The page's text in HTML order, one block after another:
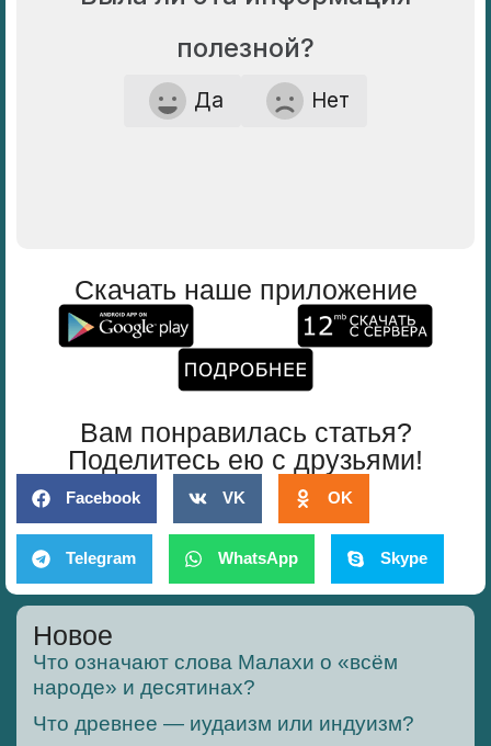
полезной?
Да Нет
Скачать наше приложение
Вам понравилась статья?
Поделитесь ею с друзьями!
Facebook VK OK
Telegram WhatsApp Skype
Новое
Что означают слова Малахи о «всём
народе» и десятинах?
Что древнее — иудаизм или индуизм?